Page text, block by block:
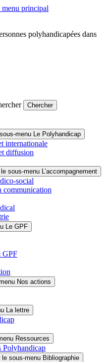
principal
polyhandicapées dans
menu Le Polyhandicap
internationale
diffusion
le sous-menu L’accompagnement
social
communication
Le GPF
GPF
Nos actions
La lettre
Ressources
Polyhandicap
le sous-menu Bibliographie